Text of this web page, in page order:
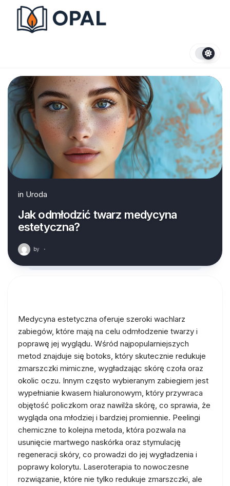
content
in Uroda
Jak odmłodzić twarz medycyna
estetyczna?
by ·
Medycyna estetyczna oferuje szeroki wachlarz
zabiegów, które mają na celu odmłodzenie twarzy i
poprawę jej wyglądu. Wśród najpopularniejszych
metod znajduje się botoks, który skutecznie redukuje
zmarszczki mimiczne, wygładzając skórę czoła oraz
okolic oczu. Innym często wybieranym zabiegiem jest
wypełnianie kwasem hialuronowym, który przywraca
objętość policzkom oraz nawilża skórę, co sprawia, że
wygląda ona młodziej i bardziej promiennie. Peelingi
chemiczne to kolejna metoda, która pozwala na
usunięcie martwego naskórka oraz stymulację
regeneracji skóry, co prowadzi do jej wygładzenia i
poprawy kolorytu. Laseroterapia to nowoczesne
rozwiązanie, które nie tylko redukuje zmarszczki, ale